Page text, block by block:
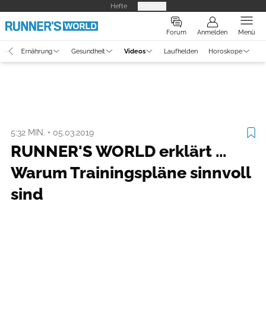
Hefte
Forum Anmelden Menü
Ernährung Gesundheit Videos Laufhelden Horoskope
5:32 MIN. • 05.03.2019
RUNNER'S WORLD erklärt ...
Warum Trainingspläne sinnvoll
sind